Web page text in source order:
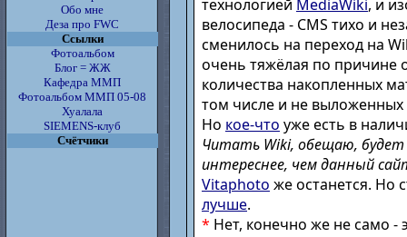
технологией MediaWiki, и
велосипеда - CMS тихо и
сменилось на переход на
очень тяжёлая по причине
количества накопленных
том числе и не выложенных
Но кое-что уже есть в
Читать Wiki, обещаю, будет
интереснее, чем данный
Vitaphoto же останется. Но
лучше.
* Нет, конечно же не само -
Обо мне
Деза про FWC
Ссылки
Фотоальбом
Блог = ЖЖ
Кафедра ММП
Фотоальбом ММП 05-08
Хуалала
SIEMENS-клуб
Счётчики